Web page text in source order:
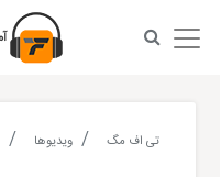
تی اف مگ ویدیوها